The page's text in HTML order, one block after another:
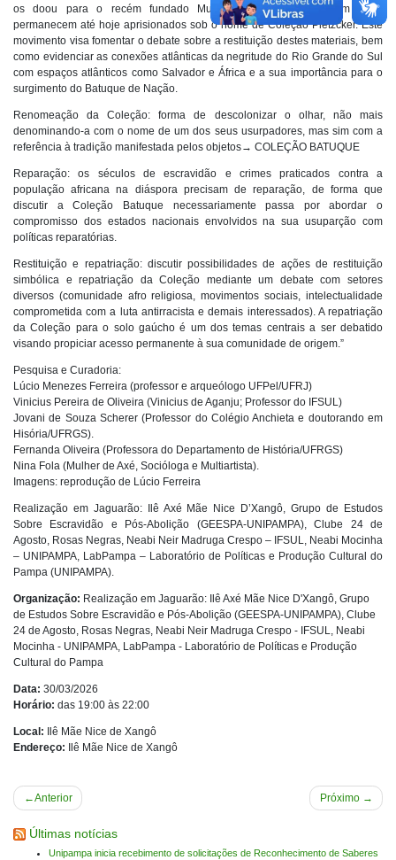
os doou para o recém fundado Museu Etnológico de Berlim onde
permanecem até hoje aprisionados sob o nome de Coleção Pietzcker. Este
movimento visa fomentar o debate sobre a restituição destes materiais, bem
como evidenciar as conexões atlânticas da negritude do Rio Grande do Sul
com espaços atlânticos como Salvador e África e a sua importância para o
surgimento do Batuque de Nação.
Renomeação da Coleção: forma de descolonizar o olhar, não mais
denominando-a com o nome de um dos seus usurpadores, mas sim com a
referência à tradição manifestada pelos objetos→ COLEÇÃO BATUQUE
Reparação: os séculos de escravidão e crimes praticados contra a
população africana na diáspora precisam de reparação, de forma que
discutir a Coleção Batuque necessariamente passa por abordar o
compromisso dos estados nacionais envolvidos na sua usuparção com
políticas reparatórias.
Restituição e repatriação: discutir possibilidades de ações de restituição
simbólica e repatriação da Coleção mediante um debate com setores
diversos (comunidade afro religiosa, movimentos sociais, intelectualidade
comprometida com a luta antirracista e demais interessados). A repatriação
da Coleção para o solo gaúcho é um dos temas centrais a ser debatido
visando propiciar acesso permanente à sua comunidade de origem.”
Pesquisa e Curadoria:
Lúcio Menezes Ferreira (professor e arqueólogo UFPel/UFRJ)
Vinicius Pereira de Oliveira (Vinicius de Aganju; Professor do IFSUL)
Jovani de Souza Scherer (Professor do Colégio Anchieta e doutorando em
Hisória/UFRGS).
Fernanda Oliveira (Professora do Departamento de História/UFRGS)
Nina Fola (Mulher de Axé, Socióloga e Multiartista).
Imagens: reprodução de Lúcio Ferreira
Realização em Jaguarão: Ilê Axé Mãe Nice D’Xangô, Grupo de Estudos
Sobre Escravidão e Pós-Abolição (GEESPA-UNIPAMPA), Clube 24 de
Agosto, Rosas Negras, Neabi Neir Madruga Crespo – IFSUL, Neabi Mocinha
– UNIPAMPA, LabPampa – Laboratório de Políticas e Produção Cultural do
Pampa (UNIPAMPA).
Organização: Realização em Jaguarão: Ilê Axé Mãe Nice D'Xangô, Grupo
de Estudos Sobre Escravidão e Pós-Abolição (GEESPA-UNIPAMPA), Clube
24 de Agosto, Rosas Negras, Neabi Neir Madruga Crespo - IFSUL, Neabi
Mocinha - UNIPAMPA, LabPampa - Laboratório de Políticas e Produção
Cultural do Pampa
Data: 30/03/2026
Horário: das 19:00 às 22:00
Local: Ilê Mãe Nice de Xangô
Endereço: Ilê Mãe Nice de Xangô
Navegação
de
Post
Anterior Próximo
Últimas notícias
Unipampa inicia recebimento de solicitações de Reconhecimento de Saberes